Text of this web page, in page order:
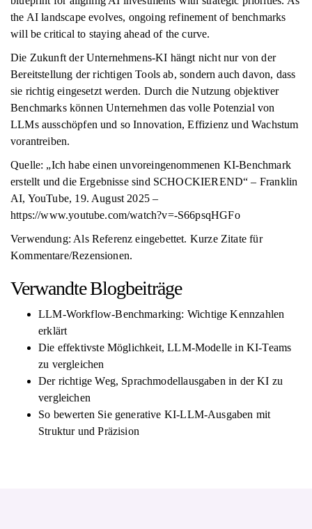
the AI landscape evolves, ongoing refinement of benchmarks
will be critical to staying ahead of the curve.
Die Zukunft der Unternehmens-KI hängt nicht nur von der
Bereitstellung der richtigen Tools ab, sondern auch davon, dass
sie richtig eingesetzt werden. Durch die Nutzung objektiver
Benchmarks können Unternehmen das volle Potenzial von
LLMs ausschöpfen und so Innovation, Effizienz und Wachstum
vorantreiben.
Quelle: „Ich habe einen unvoreingenommenen KI-Benchmark
erstellt und die Ergebnisse sind SCHOCKIEREND“ – Franklin
AI, YouTube, 19. August 2025 –
https://www.youtube.com/watch?v=-S66psqHGFo
Verwendung: Als Referenz eingebettet. Kurze Zitate für
Kommentare/Rezensionen.
Verwandte Blogbeiträge
LLM-Workflow-Benchmarking: Wichtige Kennzahlen
erklärt
Die effektivste Möglichkeit, LLM-Modelle in KI-Teams
zu vergleichen
Der richtige Weg, Sprachmodellausgaben in der KI zu
vergleichen
So bewerten Sie generative KI-LLM-Ausgaben mit
Struktur und Präzision